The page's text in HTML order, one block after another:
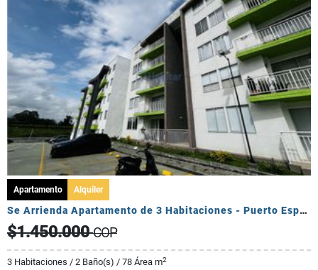
Apartamento Alquiler
Se Arrienda Apartamento de 3 Habitaciones - Puerto Espejo
$1.450.000COP
3 Habitaciones / 2 Baño(s) / 78 Área m2